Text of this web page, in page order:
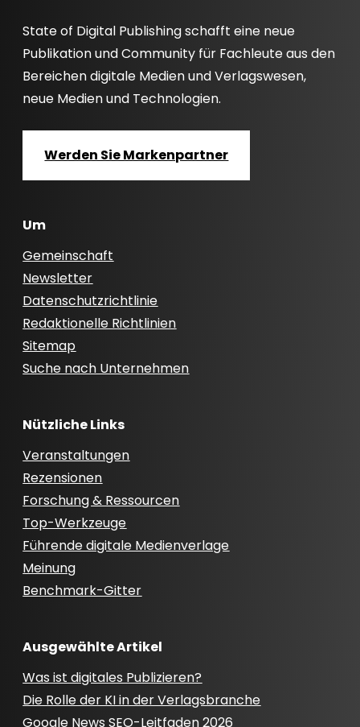
State of Digital Publishing schafft eine neue
Publikation und Community für Fachleute aus den
Bereichen digitale Medien und Verlagswesen,
neue Medien und Technologien.
Werden Sie Markenpartner
Um
Gemeinschaft
Newsletter
Datenschutzrichtlinie
Redaktionelle Richtlinien
Sitemap
Suche nach Unternehmen
Nützliche Links
Veranstaltungen
Rezensionen
Forschung & Ressourcen
Top-Werkzeuge
Führende digitale Medienverlage
Meinung
Benchmark-Gitter
Ausgewählte Artikel
Was ist digitales Publizieren?
Die Rolle der KI in der Verlagsbranche
Google News SEO-Leitfaden 2026